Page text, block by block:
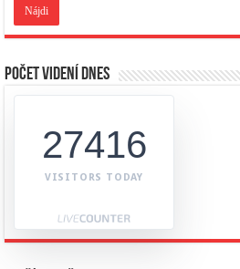
Počet videní dnes
27416
VISITORS TODAY